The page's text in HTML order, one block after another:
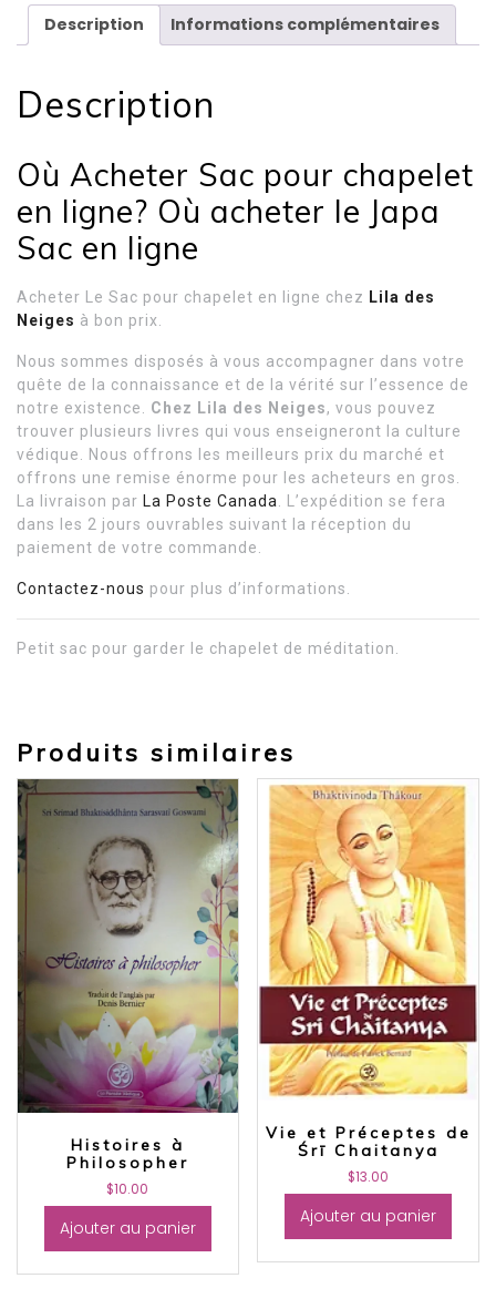
Description Informations complémentaires
Description
Où Acheter Sac pour chapelet
en ligne? Où acheter le Japa
Sac en ligne
Acheter Le Sac pour chapelet en ligne chez Lila des
Neiges à bon prix.
Nous sommes disposés à vous accompagner dans votre
quête de la connaissance et de la vérité sur l’essence de
notre existence. Chez Lila des Neiges, vous pouvez
trouver plusieurs livres qui vous enseigneront la culture
védique. Nous offrons les meilleurs prix du marché et
offrons une remise énorme pour les acheteurs en gros.
La livraison par La Poste Canada. L’expédition se fera
dans les 2 jours ouvrables suivant la réception du
paiement de votre commande.
Contactez-nous pour plus d’informations.
Petit sac pour garder le chapelet de méditation.
Produits similaires
Histoires à
Philosopher
$10.00
Ajouter au panier
Vie et Préceptes de
Śrī Chaitanya
$13.00
Ajouter au panier